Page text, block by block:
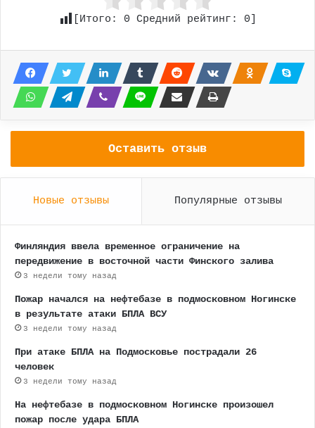
[Итого: 0 Средний рейтинг: 0
Оставить отзыв
Новые отзывы Популярные отзывы
Финляндия ввела временное ограничение на
передвижение в восточной части Финского залива
3 недели тому назад
Пожар начался на нефтебазе в подмосковном Ногинске
в результате атаки БПЛА ВСУ
3 недели тому назад
При атаке БПЛА на Подмосковье пострадали 26
человек
3 недели тому назад
На нефтебазе в подмосковном Ногинске произошел
пожар после удара БПЛА